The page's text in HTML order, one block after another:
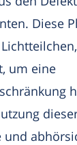
Diese
um eine
und